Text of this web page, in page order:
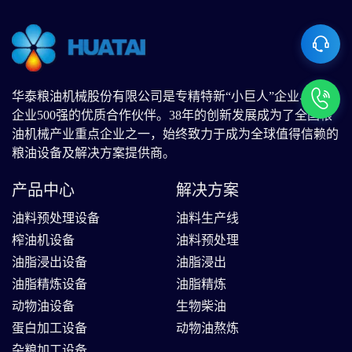
华泰粮油机械股份有限公司是专精特新“小巨人”企业、中国
企业500强的优质合作伙伴。38年的创新发展成为了全国粮
油机械产业重点企业之一，始终致力于成为全球值得信赖的
粮油设备及解决方案提供商。
产品中心
油料预处理设备
榨油机设备
油脂浸出设备
油脂精炼设备
动物油设备
蛋白加工设备
解决方案
油料生产线
油料预处理
油脂浸出
油脂精炼
生物柴油
动物油熬炼